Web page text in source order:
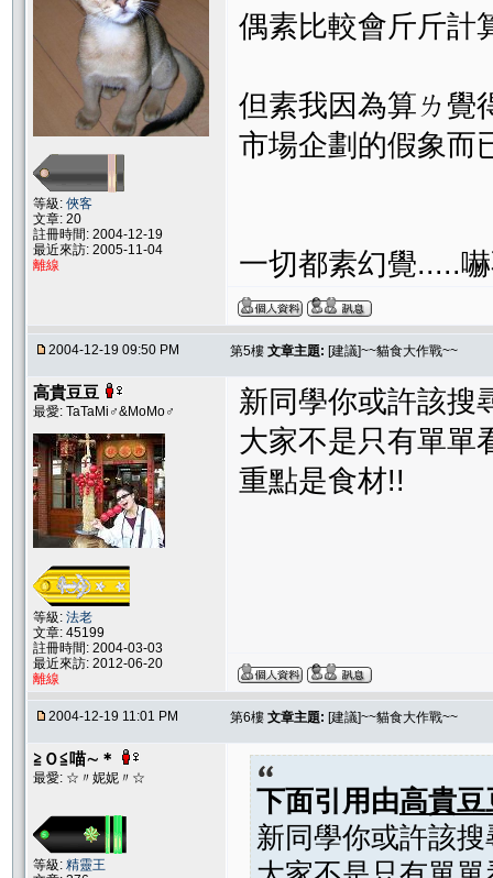
等級: 俠客
文章: 20
註冊時間: 2004-12-19
最近來訪: 2005-11-04
離線
偶素比較會斤斤計
但素我因為算ㄌ覺
市場企劃的假象而
一切都素幻覺.....
2004-12-19 09:50 PM 第5樓 文章主題: [建議]~~貓食大作戰~~
高貴豆豆
最愛: TaTaMi♂&MoMo♂
等級: 法老
文章: 45199
註冊時間: 2004-03-03
最近來訪: 2012-06-20
離線
新同學你或許該搜
大家不是只有單單
重點是食材!!
2004-12-19 11:01 PM 第6樓 文章主題: [建議]~~貓食大作戰~~
≧Ｏ≦喵∼＊
最愛: ☆〃妮妮〃☆
等級: 精靈王
下面引用由高貴豆
新同學你或許該